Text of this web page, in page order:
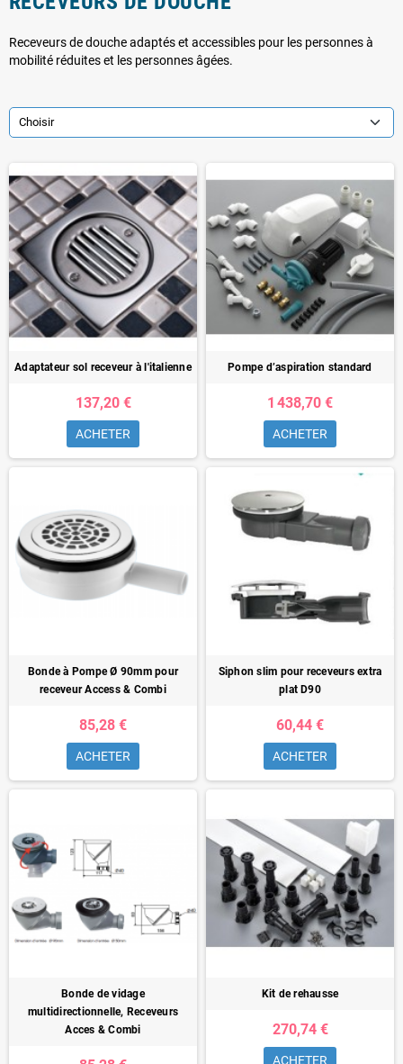
Receveurs de douche adaptés et accessibles pour les personnes à
mobilité réduites et les personnes âgées.
Choisir
Adaptateur sol receveur à l'italienne
137,20 €
ACHETER
Pompe d’aspiration standard
1 438,70 €
ACHETER
Bonde à Pompe Ø 90mm pour
receveur Access & Combi
85,28 €
ACHETER
Siphon slim pour receveurs extra
plat D90
60,44 €
ACHETER
Bonde de vidage
multidirectionnelle, Receveurs
Acces & Combi
Kit de rehausse
270,74 €
ACHETER